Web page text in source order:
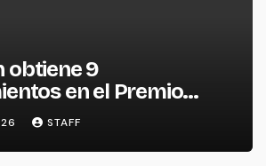
obtiene 9
en el Premio
la Cerámica
STAFF